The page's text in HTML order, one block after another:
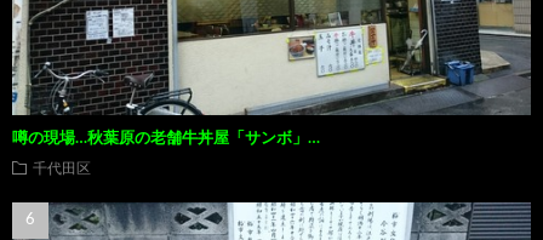
噂の現場…秋葉原の老舗牛丼屋「サンボ」…
千代田区